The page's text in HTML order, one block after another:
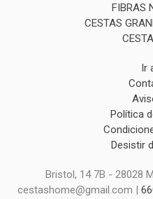
FIBRAS
CESTAS
Ir
Política
Desistir
Bristol, 14 7B - 28028
cestashome@gmail.com |